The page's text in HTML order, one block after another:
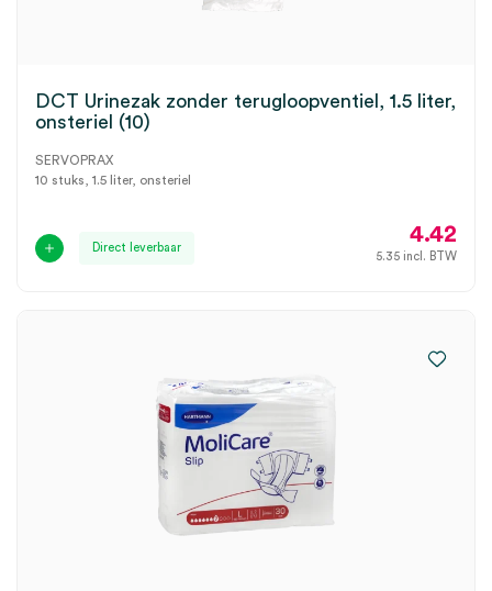
DCT Urinezak zonder terugloopventiel, 1.5 liter,
onsteriel (10)
SERVOPRAX
10 stuks, 1.5 liter, onsteriel
Direct leverbaar
4.42
5.35 incl. BTW